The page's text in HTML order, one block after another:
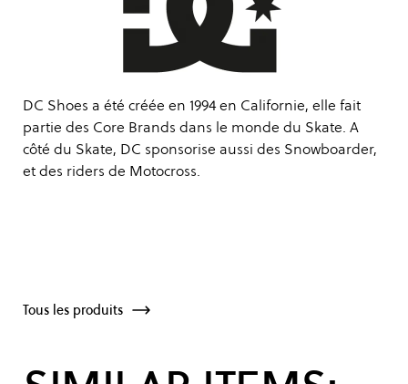
DC Shoes a été créée en 1994 en Californie, elle fait
partie des Core Brands dans le monde du Skate. A
côté du Skate, DC sponsorise aussi des Snowboarder,
et des riders de Motocross.
Tous les produits